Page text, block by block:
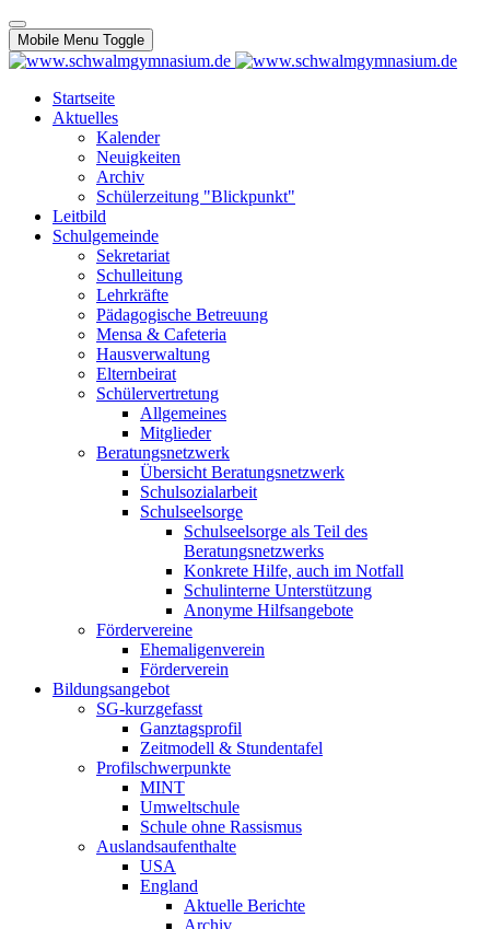
Mobile Menu Toggle
Startseite
Aktuelles
Kalender
Neuigkeiten
Archiv
Schülerzeitung "Blickpunkt"
Leitbild
Schulgemeinde
Sekretariat
Schulleitung
Lehrkräfte
Pädagogische Betreuung
Mensa & Cafeteria
Hausverwaltung
Elternbeirat
Schülervertretung
Allgemeines
Mitglieder
Beratungsnetzwerk
Übersicht Beratungsnetzwerk
Schulsozialarbeit
Schulseelsorge
Schulseelsorge als Teil des
Beratungsnetzwerks
Konkrete Hilfe, auch im Notfall
Schulinterne Unterstützung
Anonyme Hilfsangebote
Fördervereine
Ehemaligenverein
Förderverein
Bildungsangebot
SG-kurzgefasst
Ganztagsprofil
Zeitmodell & Stundentafel
Profilschwerpunkte
MINT
Umweltschule
Schule ohne Rassismus
Auslandsaufenthalte
USA
England
Aktuelle Berichte
Archiv